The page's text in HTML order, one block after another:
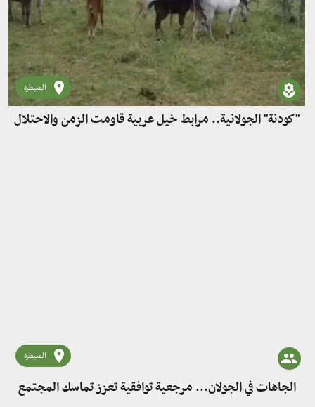
القنيطرة
"كودنة" الجولانية.. مرابط خيل عربية قاومت الزمن والاحتلال
القنيطرة
الجاهات في الجولان... مرجعية توافقية تعزز تماسك المجتمع